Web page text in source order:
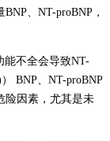
、NT-proBNP，
能不全会导致NT-
BNP、NT-proBNP
险因素，尤其是未